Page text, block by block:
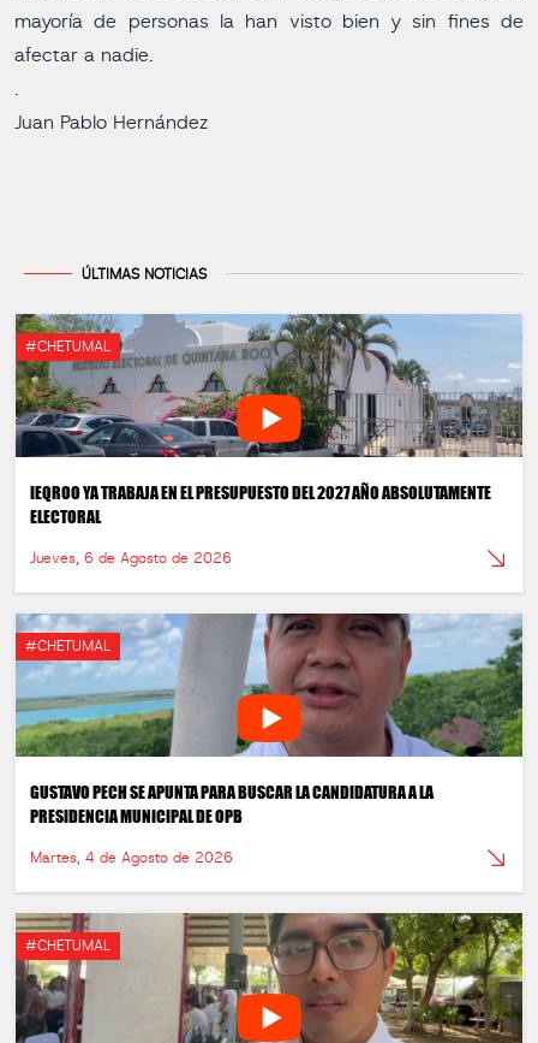
mayoría de personas la han visto bien y sin fines de
afectar a nadie.
Juan Pablo Hernández
ÚLTIMAS NOTICIAS
#CHETUMAL
IEQROO YA TRABAJA EN EL PRESUPUESTO DEL 2027 AÑO ABSOLUTAMENTE
ELECTORAL
Jueves, 6 de Agosto de 2026
#CHETUMAL
GUSTAVO PECH SE APUNTA PARA BUSCAR LA CANDIDATURA A LA
PRESIDENCIA MUNICIPAL DE OPB
Martes, 4 de Agosto de 2026
#CHETUMAL